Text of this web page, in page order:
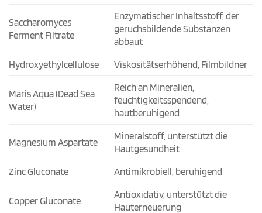
Saccharomyces
Ferment Filtrate
Enzymatischer Inhaltsstoff, der
geruchsbildende Substanzen
abbaut
Hydroxyethylcellulose
Viskositätserhöhend, Filmbildner
Maris Aqua (Dead Sea
Water)
Reich an Mineralien,
feuchtigkeitsspendend,
hautberuhigend
Magnesium Aspartate
Mineralstoff, unterstützt die
Hautgesundheit
Zinc Gluconate
Antimikrobiell, beruhigend
Copper Gluconate
Antioxidativ, unterstützt die
Hauterneuerung